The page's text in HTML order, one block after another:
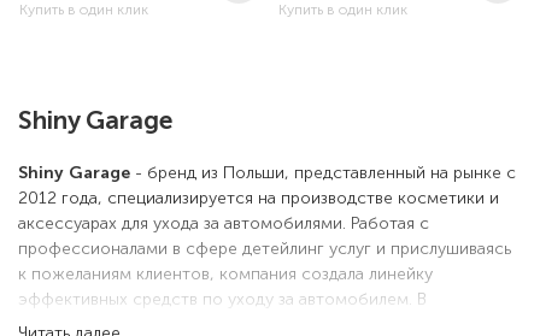
Купить в один клик Купить в один клик
Shiny Garage
Shiny Garage - бренд из Польши, представленный на рынке с
2012 года, специализируется на производстве косметики и
аксессуарах для ухода за автомобилями. Работая с
профессионалами в сфере детейлинг услуг и прислушиваясь
к пожеланиям клиентов, компания создала линейку
эффективных средств по уходу за автомобилем. В
производстве своих товаров Shiny Garage использует